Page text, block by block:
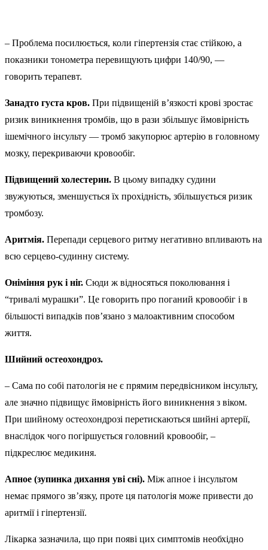
– Проблема посилюється, коли гіпертензія стає стійкою, а
показники тонометра перевищують цифри 140/90, —
говорить терапевт.
Занадто густа кров. При підвищеній в’язкості крові зростає
ризик виникнення тромбів, що в рази збільшує ймовірність
ішемічного інсульту — тромб закупорює артерію в головному
мозку, перекриваючи кровообіг.
Підвищений холестерин. В цьому випадку судини
звужуються, зменшується їх прохідність, збільшується ризик
тромбозу.
Аритмія. Перепади серцевого ритму негативно впливають на
всю серцево-судинну систему.
Оніміння рук і ніг. Сюди ж відносяться поколювання і
“тривалі мурашки”. Це говорить про поганий кровообіг і в
більшості випадків пов’язано з малоактивним способом
життя.
Шийний остеохондроз.
– Сама по собі патологія не є прямим передвісником інсульту,
але значно підвищує ймовірність його виникнення з віком.
При шийному остеохондрозі перетискаються шийні артерії,
внаслідок чого погіршується головний кровообіг, –
підкреслює медикиня.
Апное (зупинка дихання уві сні). Між апное і інсультом
немає прямого зв’язку, проте ця патологія може привести до
аритмії і гіпертензії.
Лікарка зазначила, що при появі цих симптомів необхідно